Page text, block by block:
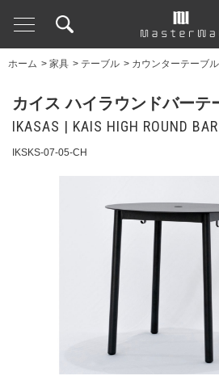
ホーム > 家具 > テーブル > カウンターテーブル
カイス ハイラウンドバーテ
IKASAS | KAIS HIGH ROUND
IKSKS-07-05-CH